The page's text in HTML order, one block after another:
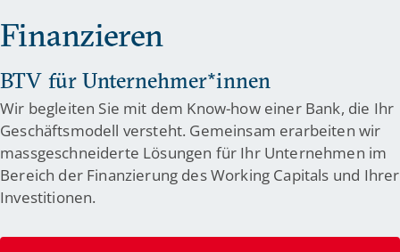
Finanzieren
BTV für Unternehmer*innen
Wir begleiten Sie mit dem Know-how einer Bank, die Ihr
Geschäftsmodell versteht. Gemeinsam erarbeiten wir
massgeschneiderte Lösungen für Ihr Unternehmen im
Bereich der Finanzierung des Working Capitals und Ihrer
Investitionen.